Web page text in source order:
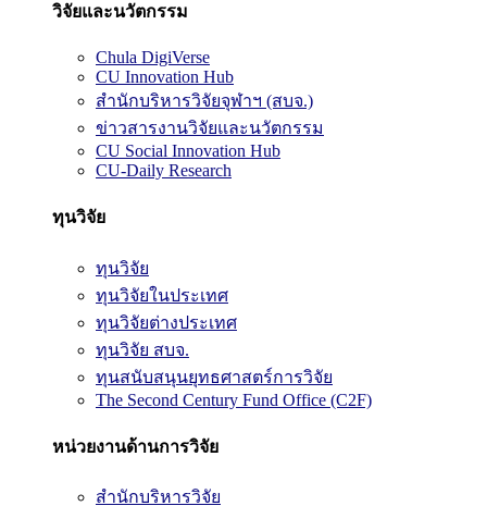
วิจัยและนวัตกรรม
Chula DigiVerse
CU Innovation Hub
สำนักบริหารวิจัยจุฬาฯ (สบจ.)
ข่าวสารงานวิจัยและนวัตกรรม
CU Social Innovation Hub
CU-Daily Research
ทุนวิจัย
ทุนวิจัย
ทุนวิจัยในประเทศ
ทุนวิจัยต่างประเทศ
ทุนวิจัย สบจ.
ทุนสนับสนุนยุทธศาสตร์การวิจัย
The Second Century Fund Office (C2F)
หน่วยงานด้านการวิจัย
สำนักบริหารวิจัย